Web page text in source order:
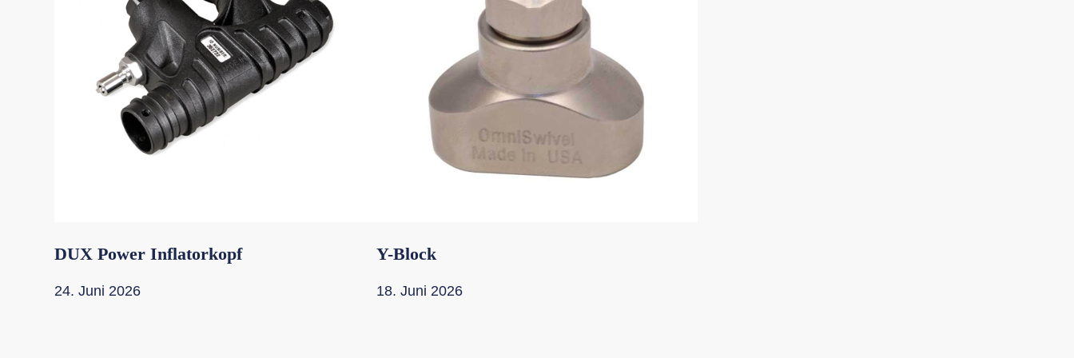
DUX Power Inflatorkopf
24. Juni 2026
Y-Block
18. Juni 2026